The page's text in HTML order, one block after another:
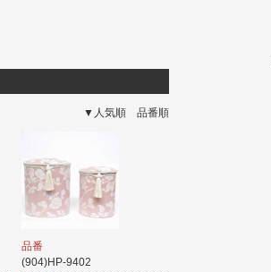
▼人気順 品番順
品番
(904)HP-9402